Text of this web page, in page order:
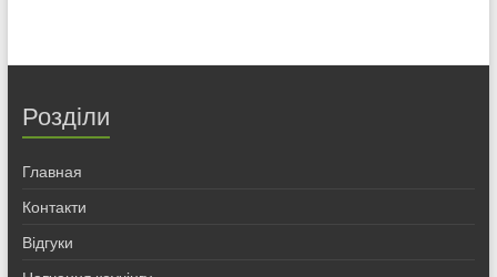
Розділи
Главная
Контакти
Відгуки